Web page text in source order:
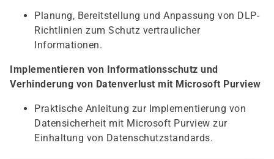
Planung, Bereitstellung und Anpassung von DLP-
Richtlinien zum Schutz vertraulicher
Informationen.
Implementieren von Informationsschutz und
Verhinderung von Datenverlust mit Microsoft Purview
Praktische Anleitung zur Implementierung von
Datensicherheit mit Microsoft Purview zur
Einhaltung von Datenschutzstandards.